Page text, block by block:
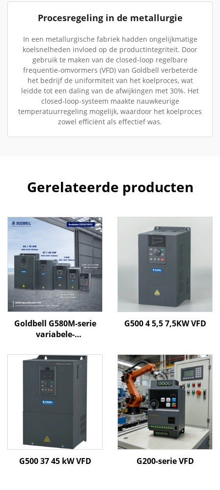
Procesregeling in de metallurgie
In een metallurgische fabriek hadden ongelijkmatige
koelsnelheden invloed op de productintegriteit. Door
gebruik te maken van de closed-loop regelbare
frequentie-omvormers (VFD) van Goldbell verbeterde
het bedrijf de uniformiteit van het koelproces, wat
leidde tot een daling van de afwijkingen met 30%. Het
closed-loop-systeem maakte nauwkeurige
temperatuurregeling mogelijk, waardoor het koelproces
zowel efficiënt als effectief was.
Gerelateerde producten
Goldbell G580M-serie
variabele-
kW–800 kW | V/F- en
vectorregeling | CE-
gecertificeerde VFD
G500 4 5,5 7,5KW VFD
G500 37 45 kW VFD G200-serie VFD